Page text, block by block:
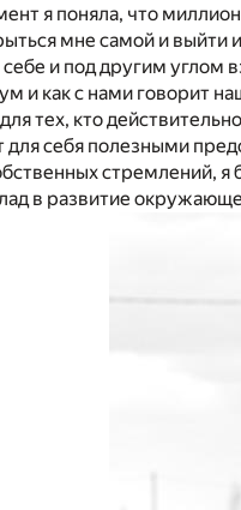
я поняла, что
мне самой и выйти
себе и под другим углом
и как с нами говорит
тех, кто
для себя полезными
стремлений, я
в развитие